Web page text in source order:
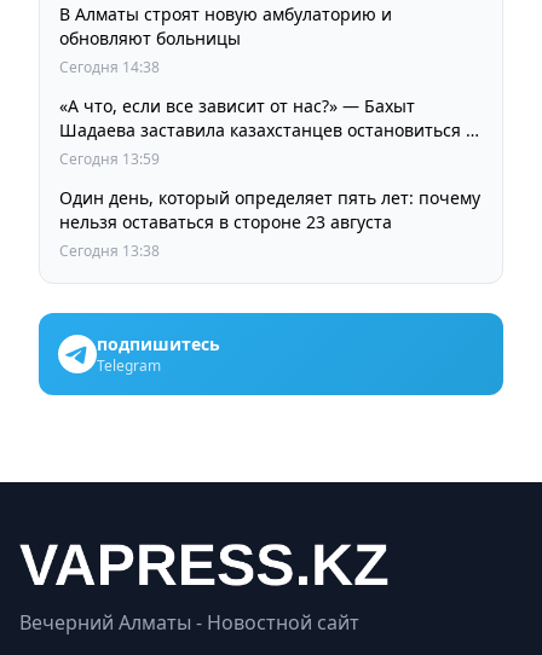
В Алматы строят новую амбулаторию и
обновляют больницы
Сегодня 14:38
«А что, если все зависит от нас?» — Бахыт
Шадаева заставила казахстанцев остановиться и
задуматься
Сегодня 13:59
Один день, который определяет пять лет: почему
нельзя оставаться в стороне 23 августа
Сегодня 13:38
подпишитесь
Telegram
Вечерний Алматы - Новостной сайт